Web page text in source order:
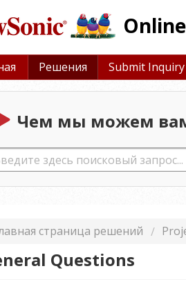
Решения Submit Inquiry
Чем мы можем
страница решений
Questions